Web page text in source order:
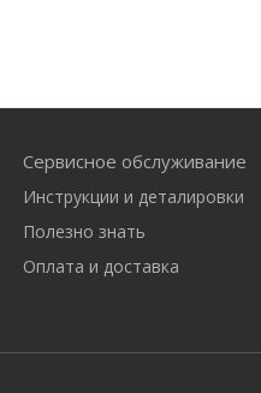
Сервисное обслуживание
Инструкции и деталировки
Полезно знать
Оплата и доставка